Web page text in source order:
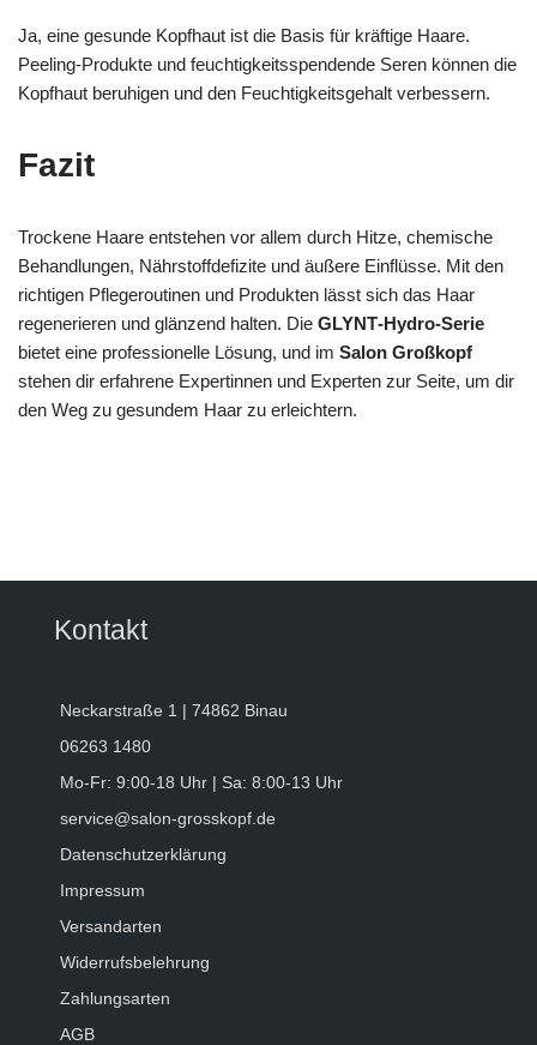
Ja, eine gesunde Kopfhaut ist die Basis für kräftige Haare.
Peeling‑Produkte und feuchtigkeitsspendende Seren können die
Kopfhaut beruhigen und den Feuchtigkeitsgehalt verbessern.
Fazit
Trockene Haare entstehen vor allem durch Hitze, chemische
Behandlungen, Nährstoffdefizite und äußere Einflüsse. Mit den
richtigen Pflegeroutinen und Produkten lässt sich das Haar
regenerieren und glänzend halten. Die GLYNT‑Hydro‑Serie
bietet eine professionelle Lösung, und im Salon Großkopf
stehen dir erfahrene Expertinnen und Experten zur Seite, um dir
den Weg zu gesundem Haar zu erleichtern.
Kontakt
Neckarstraße 1 | 74862 Binau
06263 1480
Mo-Fr: 9:00-18 Uhr | Sa: 8:00-13 Uhr
service@salon-grosskopf.de
Datenschutzerklärung
Impressum
Versandarten
Widerrufsbelehrung
Zahlungsarten
AGB